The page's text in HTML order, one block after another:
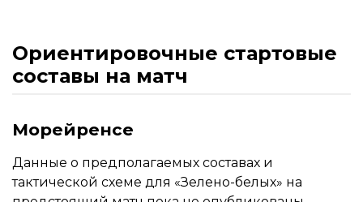
Ориентировочные стартовые
составы на матч
Морейренсе
Данные о предполагаемых составах и
тактической схеме для «Зелено-белых» на